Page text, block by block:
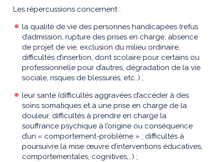
Les répercussions concernent :
la qualité de vie des personnes handicapées (refus
d’admission, rupture des prises en charge, absence
de projet de vie, exclusion du milieu ordinaire,
difficultés d’insertion, dont scolaire pour certains ou
professionnelle pour d’autres, dégradation de la vie
sociale, risques de blessures, etc..) ;
leur santé (difficultés aggravées d’accéder à des
soins somatiques et à une prise en charge de la
douleur, difficultés à prendre en charge la
souffrance psychique à l’origine ou conséquence
d’un « comportement-problème » ; difficultés à
poursuivre la mise œuvre d’interventions éducatives,
comportementales, cognitives,…) ;